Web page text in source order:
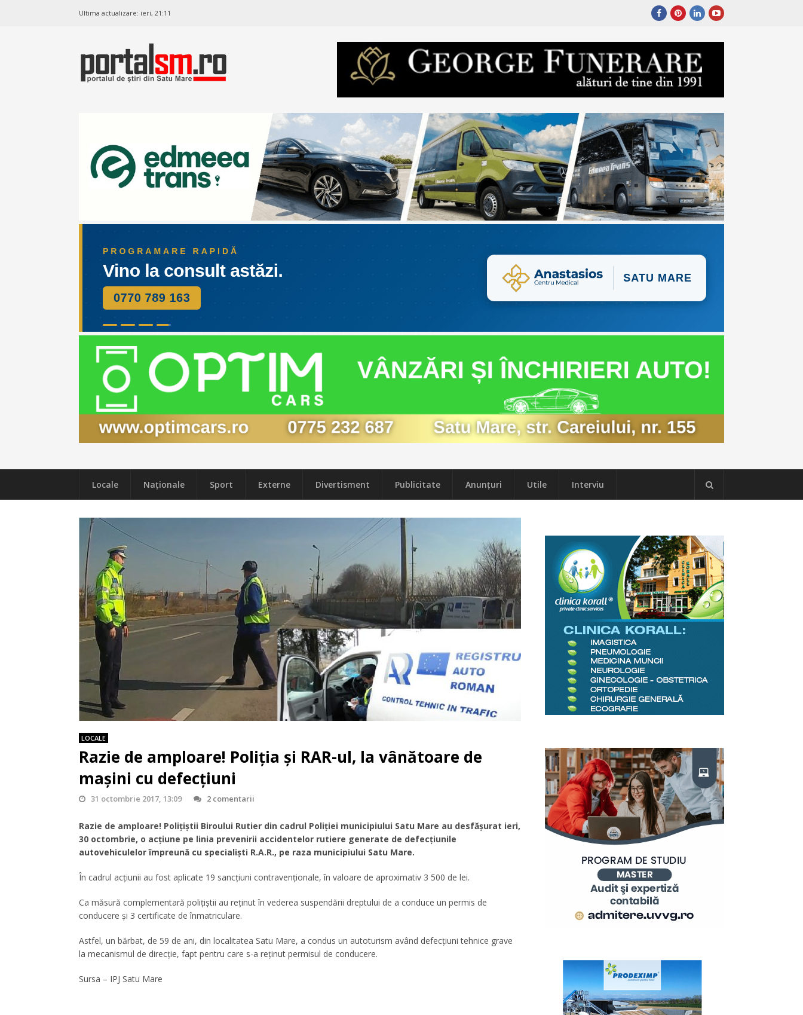
Ultima actualizare: ieri, 21:11
Locale Naţionale Sport Externe Divertisment Publicitate Anunțuri Utile Interviu
LOCALE
Razie de amploare! Poliția și RAR-ul, la vânătoare de
mașini cu defecțiuni
31 octombrie 2017, 13:09 2 comentarii
Razie de amploare! Polițiștii Biroului Rutier din cadrul Poliției municipiului Satu Mare au desfășurat ieri,
30 octombrie, o acțiune pe linia prevenirii accidentelor rutiere generate de defecțiunile
autovehiculelor împreună cu specialiști R.A.R., pe raza municipiului Satu Mare.
În cadrul acțiunii au fost aplicate 19 sancțiuni contravenționale, în valoare de aproximativ 3 500 de lei.
Ca măsură complementară poliţiştii au reţinut în vederea suspendării dreptului de a conduce un permis de
conducere și 3 certificate de înmatriculare.
Astfel, un bărbat, de 59 de ani, din localitatea Satu Mare, a condus un autoturism având defecțiuni tehnice grave
la mecanismul de direcție, fapt pentru care s-a reținut permisul de conducere.
Sursa – IPJ Satu Mare